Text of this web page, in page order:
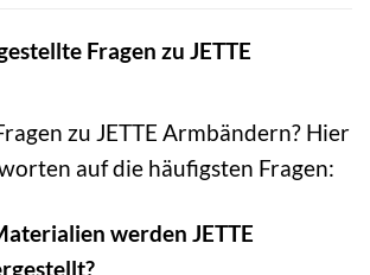
Fragen zu JETTE
zu JETTE Armbändern? Hier
auf die häufigsten Fragen:
werden JETTE